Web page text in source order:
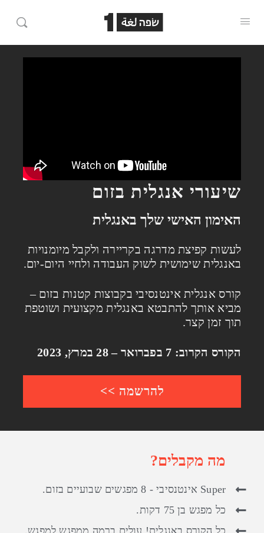
שיעורי אנגלית בזום
האימון האישי שלך באנגלית​
לעשות קפיצת מדרגה בקריירה ולקבל מיומנויות
באנגלית שימושית לשוק העבודה ולחיי היום-יום.
קורס אנגלית אינטנסיבי בקבוצות קטנות בזום –
מביא אותך להתבטא באנגלית מקצועית ושוטפת
תוך זמן קצר.
הקורס הקרוב:
להרשמה >>
מה מקבלים?
Super אינטנסיבי - 8 מפגשים שבועיים בזום.
כל מפגש בן 75 דקות.